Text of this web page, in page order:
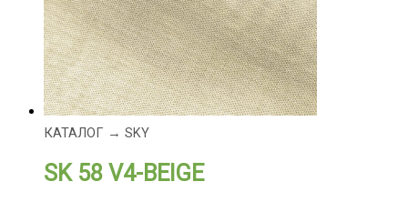
КАТАЛОГ → SKY
SK 58 V4-BEIGE